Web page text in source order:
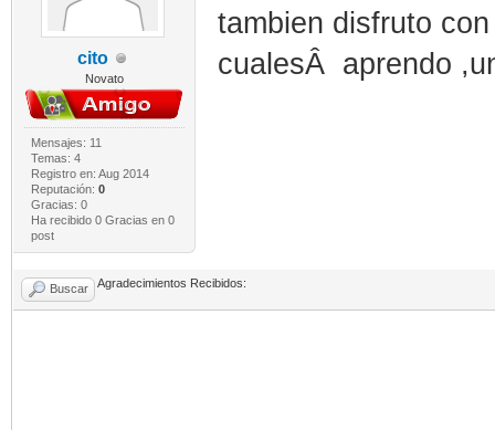
cito
Novato
Mensajes: 11
Temas: 4
Registro en: Aug 2014
Reputación: 0
Gracias: 0
Ha recibido 0 Gracias en 0
post
tambien disfruto
cualesÂ aprendo
Buscar Agradecimientos Recibidos: